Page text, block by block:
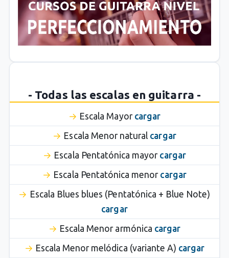
- Todas las escalas en guitarra -
Escala Mayor cargar
Escala Menor natural cargar
Escala Pentatónica mayor cargar
Escala Pentatónica menor cargar
Escala Blues blues (Pentatónica + Blue Note)
cargar
Escala Menor armónica cargar
Escala Menor melódica (variante A) cargar